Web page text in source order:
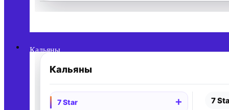
Кальяны
Кальяны
7 Star +Раскрыть
7